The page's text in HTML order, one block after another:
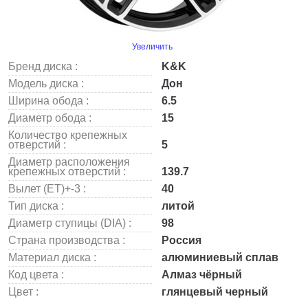
Увеличить
Бренд диска :
K&K
Модель диска :
Дон
Ширина обода :
6.5
Диаметр обода :
15
Количество крепежных
отверстий :
5
Диаметр расположения
крепежных отверстий :
139.7
Вылет (ET)+-3 :
40
Тип диска :
литой
Диаметр ступицы (DIA) :
98
Страна производства :
Россия
Материал диска :
алюминиевый сплав
Код цвета :
Алмаз чёрный
Цвет :
глянцевый черный